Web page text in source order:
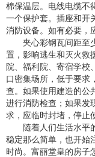
棉保温层。电线电缆不
一个保护套。插座和开
消防设备。如有必要，
夹心彩钢瓦间距至
置，影响逃生和灭火救
院、福利院、寄宿学校
口密集场所，低于要求
查。如果使用建造的公
进行消防检查；如果发
求，应临时封堵，停止
随着人们生活水平
稳定那么简单，也开始
时尚。富丽堂皇的房子